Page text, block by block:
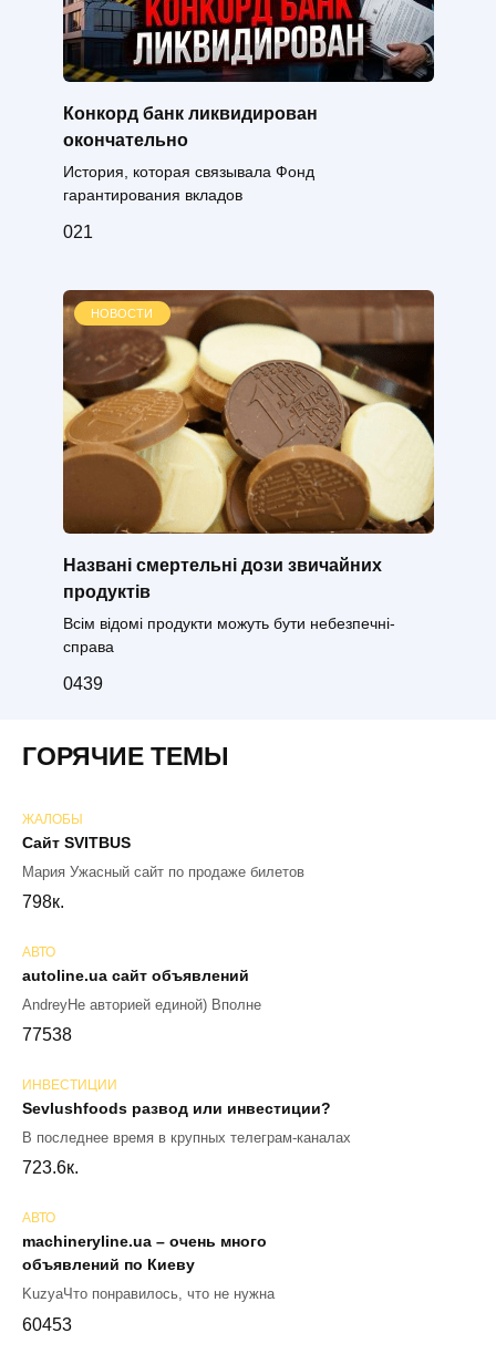
Конкорд банк ликвидирован
окончательно
История, которая связывала Фонд
гарантирования вкладов
021
НОВОСТИ
Названі смертельні дози звичайних
продуктів
Всім відомі продукти можуть бути небезпечні-
справа
0439
ГОРЯЧИЕ ТЕМЫ
ЖАЛОБЫ
Сайт SVITBUS
Мария Ужасный сайт по продаже билетов
798к.
АВТО
autoline.ua сайт объявлений
AndreyНе авторией единой) Вполне
77538
ИНВЕСТИЦИИ
Sevlushfoods развод или инвестиции?
В последнее время в крупных телеграм-каналах
723.6к.
АВТО
machineryline.ua – очень много
объявлений по Киеву
KuzyaЧто понравилось, что не нужна
60453